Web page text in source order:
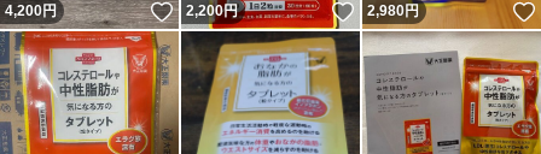
4,200円 いいね！
2,200円 いいね！
2,980円